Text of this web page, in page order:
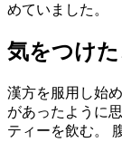
めていました。
気をつけた
漢方を服用し始
があったように
ティーを飲む。